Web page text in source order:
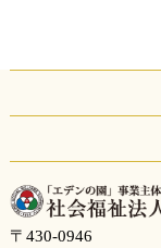
〒430-0946